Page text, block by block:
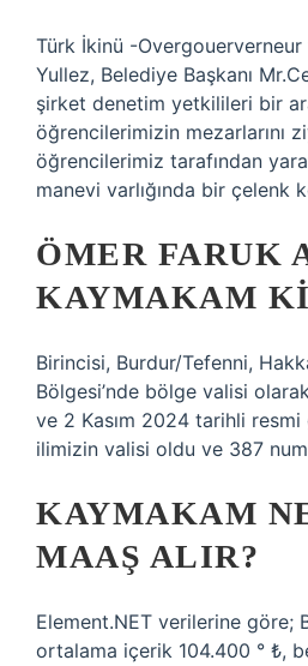
Türk İkinü -
Yullez, Belediye Başkanı
şirket denetim yetkilileri bir
öğrencilerimizin mezarlarını
öğrencilerimiz tarafından
manevi varlığında bir çelenk
ÖMER FARUK
KAYMAKAM
Birincisi, Burdur/Tefenni,
Bölgesi’nde bölge valisi
ve 2 Kasım 2024 tarihli resmi
ilimizin valisi oldu ve 387
KAYMAKAM
MAAŞ ALIR?
Element.NET verilerine göre;
ortalama içerik 104.400 ° ₺,